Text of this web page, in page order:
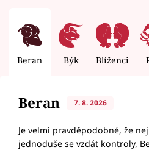
Beran Býk Blíženci
Beran 7. 8. 2026
Je velmi pravděpodobné, že
jednoduše se vzdát kontroly,